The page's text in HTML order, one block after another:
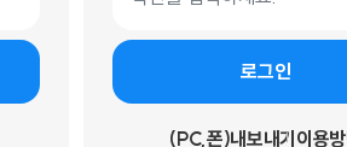
로그인
(PC,폰)내보내기 이용